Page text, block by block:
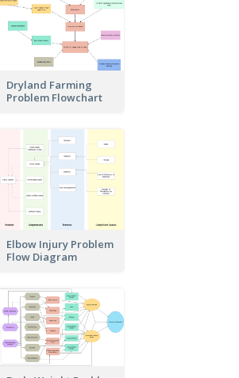
Dryland Farming
Problem Flowchart
Elbow Injury Problem
Flow Diagram